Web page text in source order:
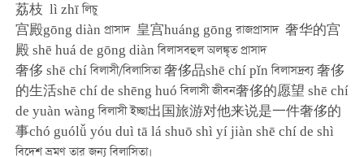
荔枝 lì zhī লিচু
宫殿gōng diàn প্রাসাদ 皇宫huáng gōng রাজপ্রাসাদ 奢华的宫
殿 shē huá de gōng diàn বিলাসবহুল অলঙ্কৃত প্রাসাদ
奢侈 shē chí বিলাসী/বিলাসিতা 奢侈品shē chí pǐn বিলাসদ্রব্য 奢侈
的生活shē chí de shēng huó বিলাসী জীবন奢侈的愿望 shē chí
de yuàn wàng বিলাসী ইচ্ছা出国旅游对他来说是一件奢侈的
事chó guólǚ yóu duì tā lá shuō shì yí jiàn shē chí de shì
বিদেশ ভ্রমণ তার জন্য বিলাসিতা।